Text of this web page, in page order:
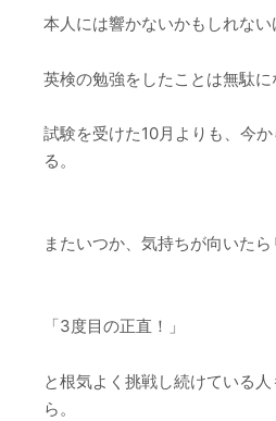
本人には響かないかもしれない
英検の勉強をしたことは無駄に
試験を受けた10月よりも、今
る。
またいつか、気持ちが向いたら
「3度目の正直！」
と根気よく挑戦し続けている
ら。